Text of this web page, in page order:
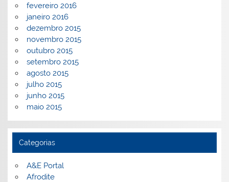
fevereiro 2016
janeiro 2016
dezembro 2015
novembro 2015
outubro 2015
setembro 2015
agosto 2015
julho 2015
junho 2015
maio 2015
Categorias
A&E Portal
Afrodite